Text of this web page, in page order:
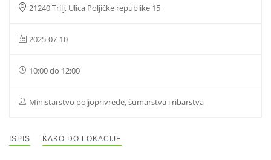
21240 Trilj, Ulica Poljičke republike 15
2025-07-10
10:00 do 12:00
Ministarstvo poljoprivrede, šumarstva i ribarstva
ISPIS KAKO DO LOKACIJE